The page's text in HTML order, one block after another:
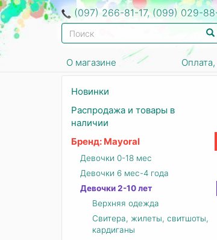
(097) 266-81-17, (099) 029-
О магазине Оплата,
Новинки
Распродажа и товары в
наличии
Бренд: Mayoral
Девочки 0-18 мес
Девочки 6 мес-4 года
Девочки 2-10 лет
Верхняя одежда
Свитера, жилеты, свитшоты,
кардиганы